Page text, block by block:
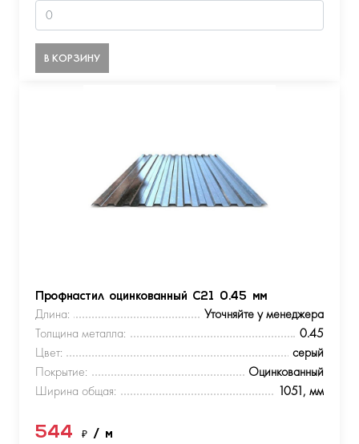
В КОРЗИНУ
Профнастил оцинкованный С21 0.45 мм
Длина:
Уточняйте у менеджера
Толщина металла:
0.45
Цвет:
серый
Покрытие:
Оцинкованный
Ширина общая:
1051, мм
544 ₽ / м